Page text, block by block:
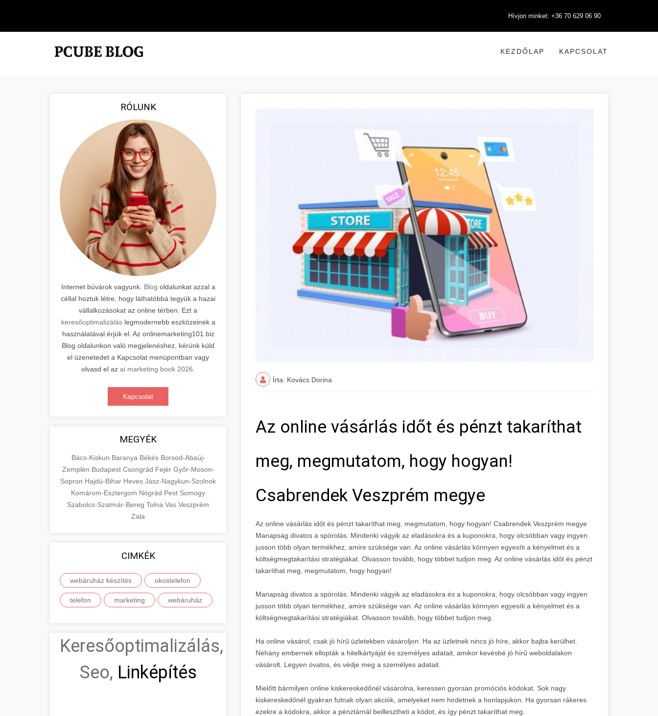
Hívjon minket: +36 70 629 06 90
KEZDŐLAP KAPCSOLAT
RÓLUNK
Internet búvárok vagyunk. Blog oldalunkat azzal a
céllal hoztuk létre, hogy láthatóbbá tegyük a hazai
vállalkozásokat az online térben. Ezt a
keresőoptimalizáláslegmodernebb eszközeinek a
használatával érjük el. Az onlinemarketing101.biz
Blog oldalunkon való megjelenéshez, kérünk küld
el üzenetedet a Kapcsolat menüpontban vagy
olvasd el az ai marketing book 2026
Kapcsolat
MEGYÉK
Bács-Kiskun Baranya Békés Borsod-Abaúj-
Zemplén Budapest Csongrád Fejér Győr-Moson-
Sopron Hajdú-Bihar Heves Jász-Nagykun-Szolnok
Komárom-Esztergom Nógrád Pest Somogy
Szabolcs-Szatmár-Bereg Tolna Vas Veszprém
Zala
CIMKÉK
webáruház készítés okostelefon
telefon marketing webáruház
Keresőoptimalizálás,
Seo, Linképítés
Írta: Kovács Dorina
Az online vásárlás időt és pénzt takaríthat
meg, megmutatom, hogy hogyan!
Csabrendek Veszprém megye
Az online vásárlás időt és pénzt takaríthat meg, megmutatom, hogy hogyan! Csabrendek Veszprém megye
Manapság divatos a spórolás. Mindenki vágyik az eladásokra és a kuponokra, hogy olcsóbban vagy ingyen
jusson több olyan termékhez, amire szüksége van. Az online vásárlás könnyen egyesíti a kényelmet és a
költségmegtakarítási stratégiákat. Olvasson tovább, hogy többet tudjon meg. Az online vásárlás időt és pénzt
takaríthat meg, megmutatom, hogy hogyan!
Manapság divatos a spórolás. Mindenki vágyik az eladásokra és a kuponokra, hogy olcsóbban vagy ingyen
jusson több olyan termékhez, amire szüksége van. Az online vásárlás könnyen egyesíti a kényelmet és a
költségmegtakarítási stratégiákat. Olvasson tovább, hogy többet tudjon meg.
Ha online vásárol, csak jó hírű üzletekben vásároljon. Ha az üzletnek nincs jó híre, akkor bajba kerülhet.
Néhány embernek ellopták a hitelkártyáját és személyes adatait, amikor kevésbé jó hírű weboldalakon
vásárolt. Legyen óvatos, és védje meg a személyes adatait.
Mielőtt bármilyen online kiskereskedőnél vásárolna, keressen gyorsan promóciós kódokat. Sok nagy
kiskereskedőnél gyakran futnak olyan akciók, amelyeket nem hirdetnek a honlapjukon. Ha gyorsan rákeres
ezekre a kódokra, akkor a pénztárnál beillesztheti a kódot, és így pénzt takaríthat meg.